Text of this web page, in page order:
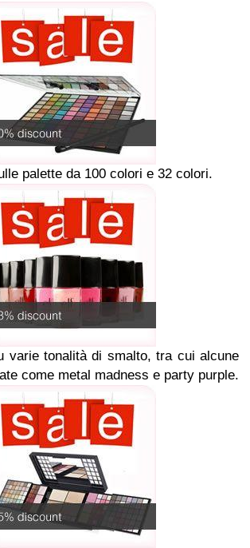
palette da 100 colori e 32 colori.
varie tonalità di smalto, tra cui alcune
come metal madness e party purple.